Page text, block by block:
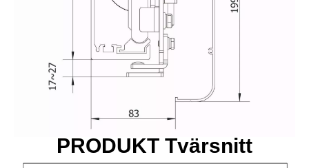
PRODUKT Tvärsnitt